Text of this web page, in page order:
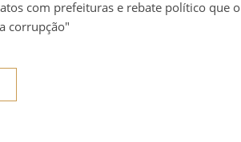
com prefeituras e rebate político que o
corrupção"